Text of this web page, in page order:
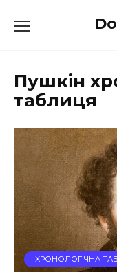
до
Пушкін
таблиця
ХРОНОЛОГІЧНА